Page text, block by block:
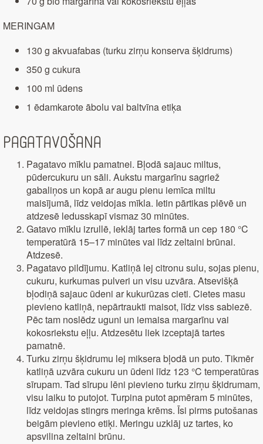
MERINGAM
130 g akvuafabas (turku zirņu konserva šķidrums)
350 g cukura
100 ml ūdens
1 ēdamkarote ābolu vai baltvīna etiķa
Pagatavošana
Pagatavo mīklu pamatnei. Bļodā sajauc miltus,
pūdercukuru un sāli. Aukstu margarīnu sagriež
gabaliņos un kopā ar augu pienu iemīca miltu
maisījumā, līdz veidojas mīkla. Ietin pārtikas plēvē un
atdzesē ledusskapī vismaz 30 minūtes.
Gatavo mīklu izrullē, ieklāj tartes formā un cep 180 °C
temperatūrā 15–17 minūtes vai līdz zeltaini brūnai.
Atdzesē.
Pagatavo pildījumu. Katliņā lej citronu sulu, sojas pienu,
cukuru, kurkumas pulveri un visu uzvāra. Atsevišķā
bļodiņā sajauc ūdeni ar kukurūzas cieti. Cietes masu
pievieno katliņā, nepārtraukti maisot, līdz viss sabiezē.
Pēc tam noslēdz uguni un iemaisa margarīnu vai
kokosriekstu eļļu. Atdzesētu liek izceptajā tartes
pamatnē.
Turku zirņu šķidrumu lej miksera bļodā un puto. Tikmēr
katliņā uzvāra cukuru un ūdeni līdz 123 °C temperatūras
sīrupam. Tad sīrupu lēni pievieno turku zirņu šķidrumam,
visu laiku to putojot. Turpina putot apmēram 5 minūtes,
līdz veidojas stingrs meringa krēms. Īsi pirms putošanas
beigām pievieno etiķi. Meringu uzklāj uz tartes, ko
apsvilina zeltaini brūnu.